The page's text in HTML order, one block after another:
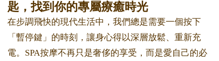
匙，找到你的專屬療癒時光
在步調飛快的現代生活中，我們總是需要一個按下
「暫停鍵」的時刻，讓身心得以深層放鬆、重新充
電。SPA按摩不再只是奢侈的享受，而是愛自己的必